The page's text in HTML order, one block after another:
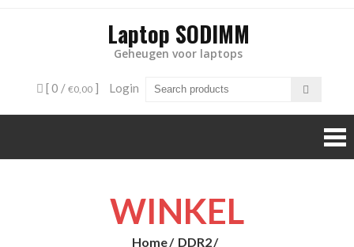
Laptop SODIMM
Geheugen voor laptops
[ 0 / €0,00 ] Login
WINKEL
Home
DDR2